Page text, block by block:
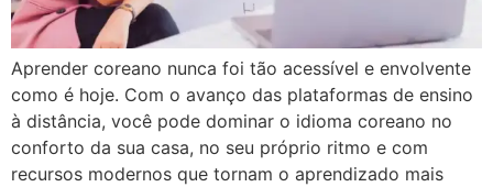
Aprender coreano nunca foi tão acessível e envolvente
como é hoje. Com o avanço das plataformas de ensino
à distância, você pode dominar o idioma coreano no
conforto da sua casa, no seu próprio ritmo e com
recursos modernos que tornam o aprendizado mais